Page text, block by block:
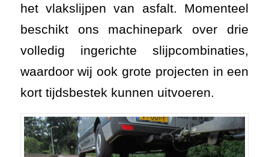
het vlakslijpen van asfalt. Momenteel
beschikt ons machinepark over drie
volledig ingerichte slijpcombinaties,
waardoor wij ook grote projecten in een
kort tijdsbestek kunnen uitvoeren.